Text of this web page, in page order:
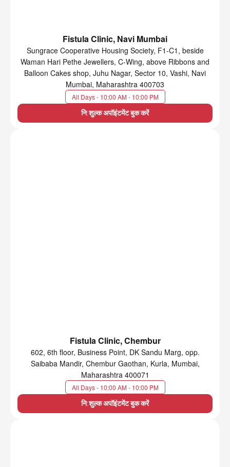
Fistula Clinic, Navi Mumbai
Sungrace Cooperative Housing Society, F1-C1, beside
Waman Hari Pethe Jewellers, C-Wing, above Ribbons and
Balloon Cakes shop, Juhu Nagar, Sector 10, Vashi, Navi
Mumbai, Maharashtra 400703
All Days - 10:00 AM - 10:00 PM
नि:शुल्क अपॉइंटमेंट बुक करें
Fistula Clinic, Chembur
602, 6th floor, Business Point, DK Sandu Marg, opp.
Saibaba Mandir, Chembur Gaothan, Kurla, Mumbai,
Maharashtra 400071
All Days - 10:00 AM - 10:00 PM
नि:शुल्क अपॉइंटमेंट बुक करें